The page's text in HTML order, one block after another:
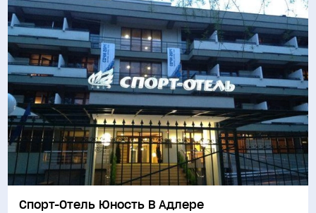
Спорт-Отель Юность В Адлере